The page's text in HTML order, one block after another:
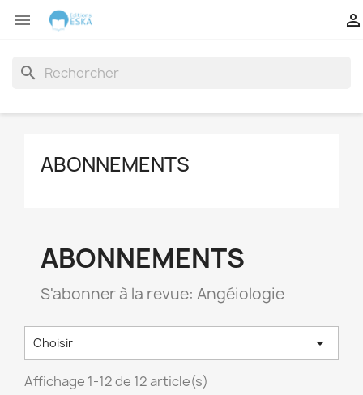
 
search
ABONNEMENTS
ABONNEMENTS
S'abonner à la revue: Angéiologie
Choisir 
Affichage 1-12 de 12 article(s)